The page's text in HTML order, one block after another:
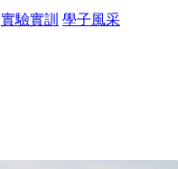
實驗實訓
學子風采